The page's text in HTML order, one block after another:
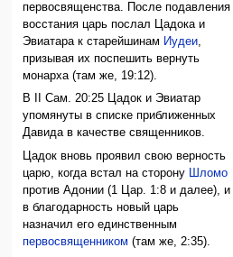
первосвященства. После подавления
восстания царь послал Цадока и
Эвиатара к старейшинам Иудеи,
призывая их поспешить вернуть
монарха (там же, 19:12).
В II Сам. 20:25 Цадок и Эвиатар
упомянуты в списке приближенных
Давида в качестве священников.
Цадок вновь проявил свою верность
царю, когда встал на сторону
Шломо
против Адонии (1 Цар. 1:8 и далее), и
в благодарность новый царь
назначил его единственным
первосвященником (там же, 2:35).